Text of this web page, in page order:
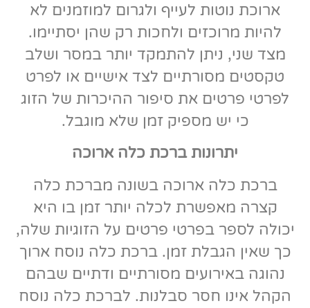
ארוכת נוטות לעייף ולגרום למוזמנים לא
להיות מרוכזים ולחכות רק שהן יסתיימו.
מצד שני, ניתן להתמקד יותר במסר ושלב
טקסטים מסורתיים לצד אישיים או לפרט
לפרטי פרטים את סיפור ההיכרות של הזוג
כי יש מספיק זמן שלא מוגבל.
יתרונות ברכת כלה ארוכה
ברכת כלה ארוכה בשונה מברכת כלה
קצרה מאפשרת לכלה יותר זמן בו היא
יכולה לספר בפרטי פרטים על הזוגיות שלה,
כך שאין הגבלת זמן. ברכת כלה נוסח ארוך
נהוגה באירועים מסורתיים ודתיים שבהם
הקהל אינו חסר סבלנות. לברכת כלה נוסח